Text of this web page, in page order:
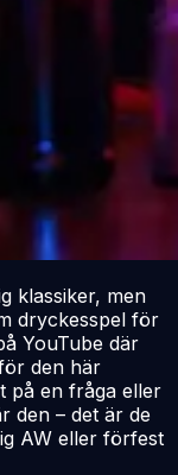
klassiker, men
dryckesspel för
YouTube där
den här
på en fråga eller
den – det är de
AW eller förfest